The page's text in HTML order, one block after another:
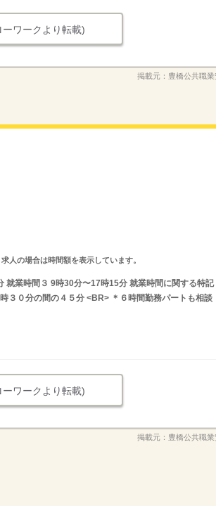
ーワークより転載)
掲載元： 豊橋公共職
人の場合は時間額を表示しています。
業時間３ 9時30分〜17時15分 就業時間に関する特記
３０分の間の４５分 <BR> ＊６時間勤務パートも相談
ーワークより転載)
掲載元： 豊橋公共職